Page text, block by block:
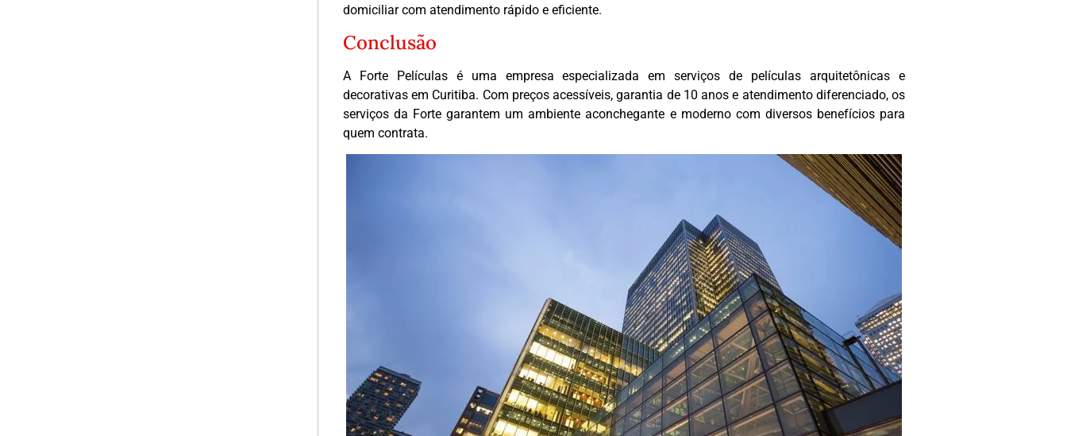
domiciliar com atendimento rápido e eficiente.
Conclusão
A Forte Películas é uma empresa especializada em serviços de películas arquitetônicas e
decorativas em Curitiba. Com preços acessíveis, garantia de 10 anos e atendimento diferenciado, os
serviços da Forte garantem um ambiente aconchegante e moderno com diversos benefícios para
quem contrata.